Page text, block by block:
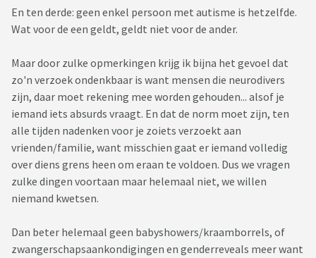
En ten derde: geen enkel persoon met autisme is hetzelfde.
Wat voor de een geldt, geldt niet voor de ander.
Maar door zulke opmerkingen krijg ik bijna het gevoel dat
zo'n verzoek ondenkbaar is want mensen die neurodivers
zijn, daar moet rekening mee worden gehouden... alsof je
iemand iets absurds vraagt. En dat de norm moet zijn, ten
alle tijden nadenken voor je zoiets verzoekt aan
vrienden/familie, want misschien gaat er iemand volledig
over diens grens heen om eraan te voldoen. Dus we vragen
zulke dingen voortaan maar helemaal niet, we willen
niemand kwetsen.
Dan beter helemaal geen babyshowers/kraamborrels, of
zwangerschapsaankondigingen en genderreveals meer want